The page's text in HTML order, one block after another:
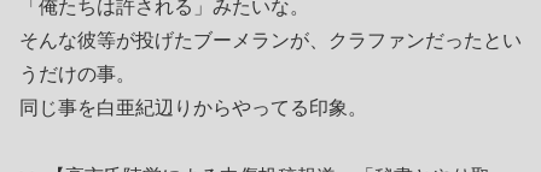
「俺たちは許される」みたいな。
そんな彼等が投げたブーメランが、クラファンだったとい
うだけの事。
同じ事を白亜紀辺りからやってる印象。